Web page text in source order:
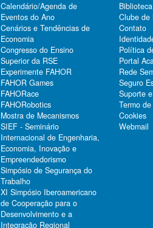
Calendário/Agenda de
Eventos do Ano
Cenários e Tendências de
Economia
Congresso do Ensino
Superior da RSE
Experimente FAHOR
FAHOR Games
FAHORace
FAHORobotics
Mostra de Mecanismos
SIEF - Seminário
Internacional de Engenharia,
Economia, Inovação e
Empreendedorismo
Simpósio de Segurança do
Trabalho
XI Simpósio Iberoamericano
de Cooperação para o
Desenvolvimento e a
Integração Regional
Clube de
Contato
Política
Portal
Rede
Seguro
Suporte
Termo
Cookies
Webmail